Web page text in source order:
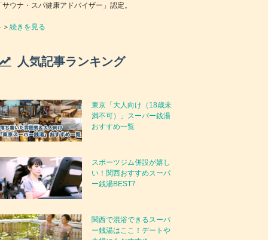
「サウナ・スパ健康アドバイザー」認定。
＞ 続きを見る
人気記事ランキング
東京「大人向け（18歳未
満不可）」スーパー銭湯
おすすめ一覧
スポーツジム併設が嬉し
い！関西おすすめスーパ
ー銭湯BEST7
関西で混浴できるスーパ
ー銭湯はここ！デートや